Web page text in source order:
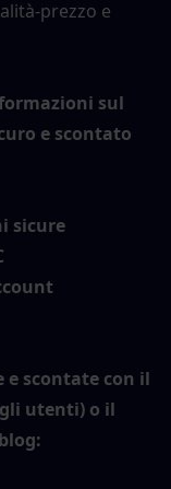
prezzo e
sul
e scontato
sicure
scontate con il
utenti) o il